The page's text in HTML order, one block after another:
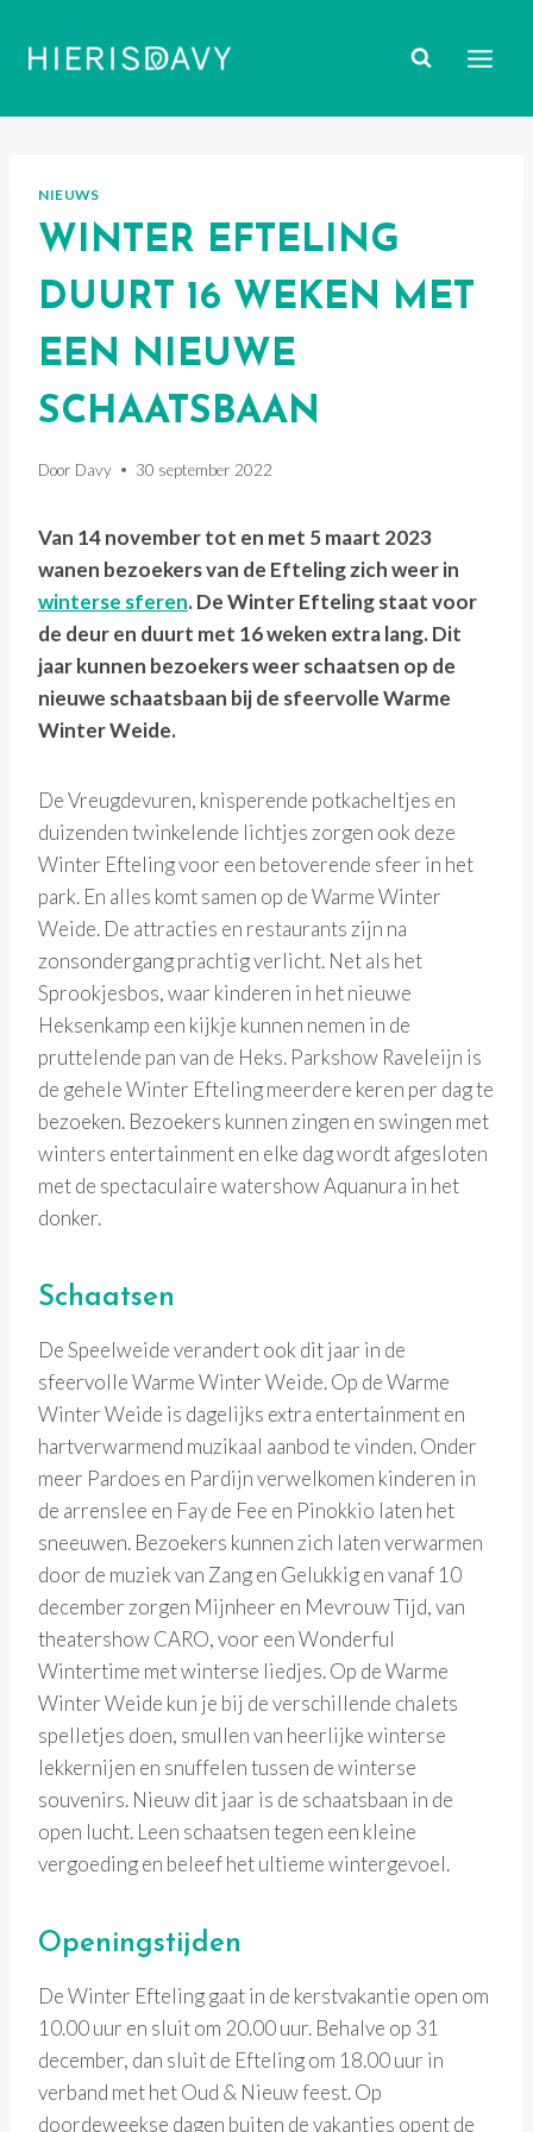
naar
NIEUWS
WINTER EFTELING
DUURT 16 WEKEN MET
EEN NIEUWE
SCHAATSBAAN
Door Davy 30 september 2022
Van 14 november tot en met 5 maart 2023
wanen bezoekers van de Efteling zich weer in
winterse sferen. De Winter Efteling staat voor
de deur en duurt met 16 weken extra lang. Dit
jaar kunnen bezoekers weer schaatsen op de
nieuwe schaatsbaan bij de sfeervolle Warme
Winter Weide.
De Vreugdevuren, knisperende potkacheltjes en
duizenden twinkelende lichtjes zorgen ook deze
Winter Efteling voor een betoverende sfeer in het
park. En alles komt samen op de Warme Winter
Weide. De attracties en restaurants zijn na
zonsondergang prachtig verlicht. Net als het
Sprookjesbos, waar kinderen in het nieuwe
Heksenkamp een kijkje kunnen nemen in de
pruttelende pan van de Heks. Parkshow Raveleijn is
de gehele Winter Efteling meerdere keren per dag te
bezoeken. Bezoekers kunnen zingen en swingen met
winters entertainment en elke dag wordt afgesloten
met de spectaculaire watershow Aquanura in het
donker.
Schaatsen
De Speelweide verandert ook dit jaar in de
sfeervolle Warme Winter Weide. Op de Warme
Winter Weide is dagelijks extra entertainment en
hartverwarmend muzikaal aanbod te vinden. Onder
meer Pardoes en Pardijn verwelkomen kinderen in
de arrenslee en Fay de Fee en Pinokkio laten het
sneeuwen. Bezoekers kunnen zich laten verwarmen
door de muziek van Zang en Gelukkig en vanaf 10
december zorgen Mijnheer en Mevrouw Tijd, van
theatershow CARO, voor een Wonderful
Wintertime met winterse liedjes. Op de Warme
Winter Weide kun je bij de verschillende chalets
spelletjes doen, smullen van heerlijke winterse
lekkernijen en snuffelen tussen de winterse
souvenirs. Nieuw dit jaar is de schaatsbaan in de
open lucht. Leen schaatsen tegen een kleine
vergoeding en beleef het ultieme wintergevoel.
Openingstijden
De Winter Efteling gaat in de kerstvakantie open om
10.00 uur en sluit om 20.00 uur. Behalve op 31
december, dan sluit de Efteling om 18.00 uur in
verband met het Oud & Nieuw feest. Op
doordeweekse dagen buiten de vakanties opent de